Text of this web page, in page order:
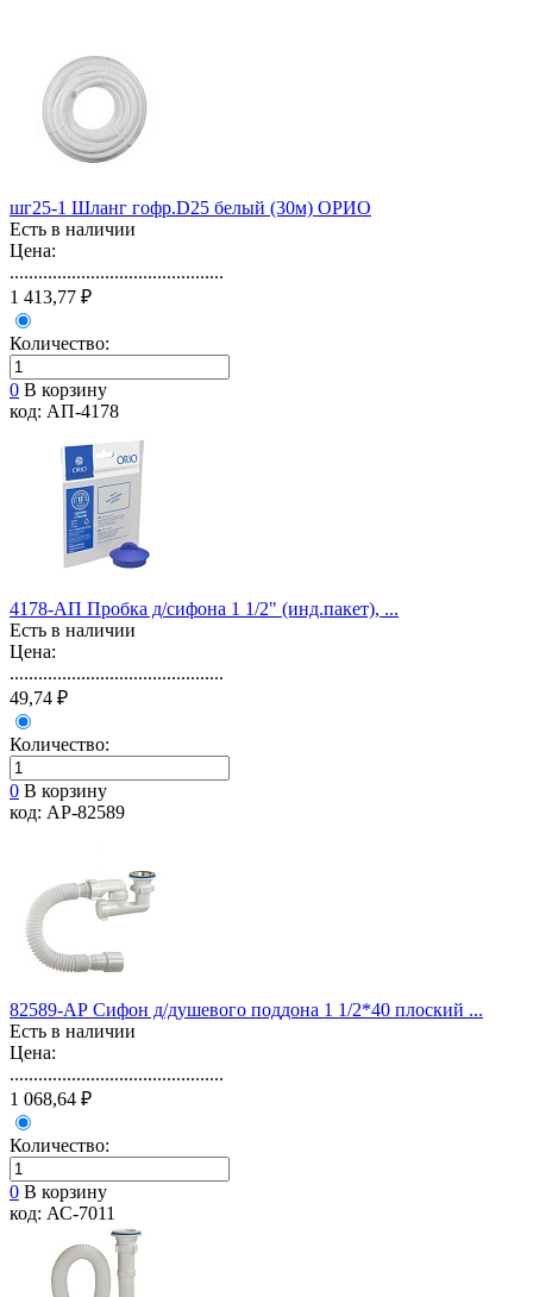
шг25-1 Шланг гофр.D25 белый (30м) ОРИО
Есть в наличии
Цена:
.............................................
1 413,77 ₽
Количество:
0 В корзину
код: АП-4178
4178-АП Пробка д/сифона 1 1/2" (инд.пакет), ...
Есть в наличии
Цена:
.............................................
49,74 ₽
Количество:
0 В корзину
код: АР-82589
82589-АР Сифон д/душевого поддона 1 1/2*40 плоский ...
Есть в наличии
Цена:
.............................................
1 068,64 ₽
Количество:
0 В корзину
код: АС-7011